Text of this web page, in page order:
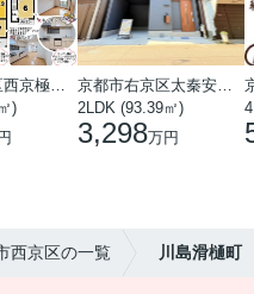
京都市右京区西京極中沢町
)
京都市右京区太秦安井藤ノ木町
2LDK (93.39㎡)
3,298万円
西京区の一覧 川島滑樋町